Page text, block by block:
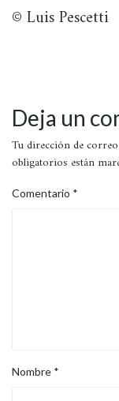
© Luis Pescetti
Deja un
Tu dirección de
obligatorios están
Comentario *
Nombre *